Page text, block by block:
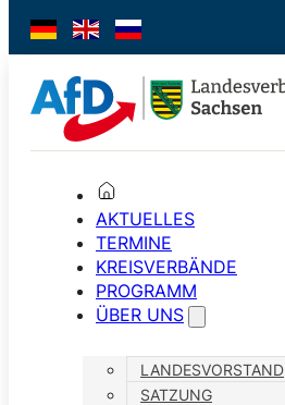
AKTUELLES
TERMINE
KREISVERBÄNDE
PROGRAMM
ÜBER UNS
LANDESVORSTAND
SATZUNG